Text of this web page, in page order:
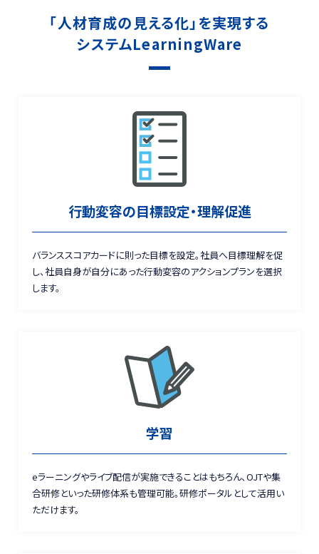
「人材育成の見える化」を実現する
システムLearningWare
行動変容の目標設定・理解促進
バランススコアカードに則った目標を設定。社員へ目標理解を促
し、社員自身が自分にあった行動変容のアクションプランを選択
します。
学習
eラーニングやライブ配信が実施できることはもちろん、OJTや集
合研修といった研修体系も管理可能。研修ポータルとして活用い
ただけます。